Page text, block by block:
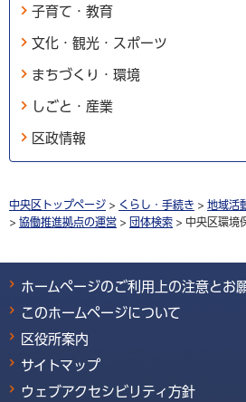
子育て・教育
文化・観光・スポーツ
まちづくり・環境
しごと・産業
区政情報
中央区トップページ > くらし・手続き > 地域活
> 協働推進拠点の運営 > 団体検索 > 中央区環境
ホームページのご利用上の注意とお
このホームページについて
区役所案内
サイトマップ
ウェブアクセシビリティ方針